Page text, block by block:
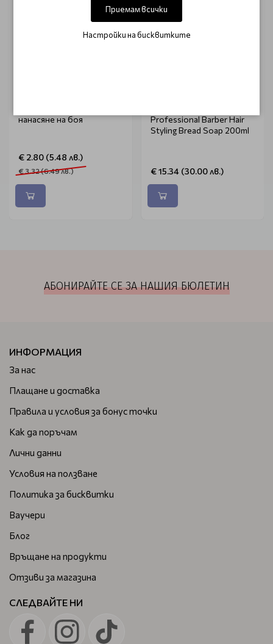
нанасяне на боя
€ 2.80 (5.48 лв.)
€ 3.32 (6.49 лв.)
Professional Barber Hair
Styling Bread Soap 200ml
€ 15.34 (30.00 лв.)
АБОНИРАЙТЕ СЕ ЗА НАШИЯ БЮЛЕТИН
ИНФОРМАЦИЯ
За нас
Плащане и доставка
Правила и условия за бонус точки
Как да поръчам
Лични данни
Условия на ползване
Политика за бисквитки
Ваучери
Блог
Връщане на продукти
Отзиви за магазина
СЛЕДВАЙТЕ НИ
Приемам всички
Настройки на бисквитките